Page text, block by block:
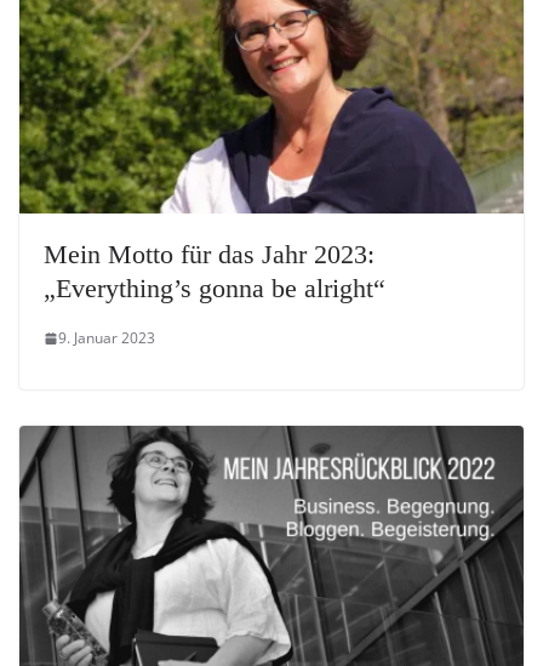
Mein Motto für das Jahr 2023:
„Everything’s gonna be alright“
9. Januar 2023